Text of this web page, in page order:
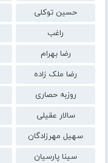
حسین توکلی
راغب
رضا بهرام
رضا ملک زاده
روزبه حصاری
سالار عقیلی
سهیل مهرزادگان
سینا پارسیان